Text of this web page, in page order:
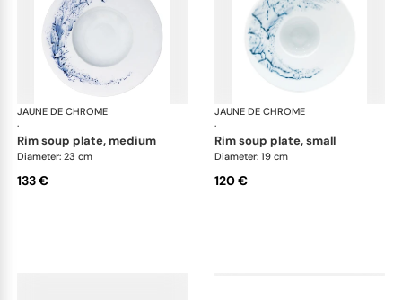
JAUNE DE CHROME
·
Blue Impression
rim soup plate, medium
Diameter: 23 cm
133 €
JAUNE DE CHROME
·
rim soup plate, small
Diameter: 19 cm
120 €